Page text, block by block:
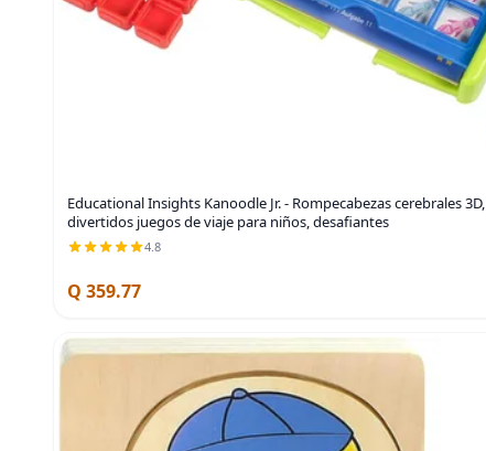
Educational Insights Kanoodle Jr. - Rompecabezas cerebrales
divertidos juegos de viaje para niños, desafiantes
4.8
Q 359.77